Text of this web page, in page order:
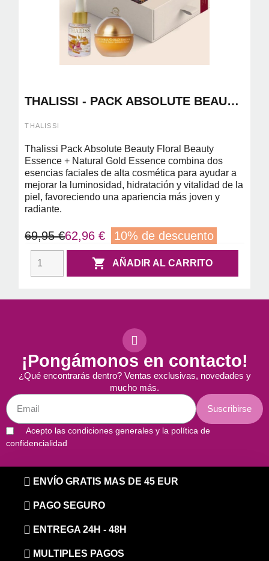
THALISSI - PACK ABSOLUTE BEAUTY
NATURAL GOLD ESSENCE 50ML
THALISSI
Thalissi Pack Absolute Beauty Floral Beauty
Essence + Natural Gold Essence combina dos
esencias faciales de alta cosmética para ayudar a
mejorar la luminosidad, hidratación y vitalidad de la
piel, favoreciendo una apariencia más joven y
radiante.
69,95 €62,96 € 10% de descuento
 AÑADIR AL CARRITO
¡Pongámonos en contacto!
¿Qué encontrarás dentro? Ventas exclusivas, novedades y
mucho más.
Suscribirse
Acepto las condiciones generales y la política de
confidencialidad
ENVÍO GRATIS MAS DE 45 EUR
PAGO SEGURO
ENTREGA 24H - 48H
MULTIPLES PAGOS